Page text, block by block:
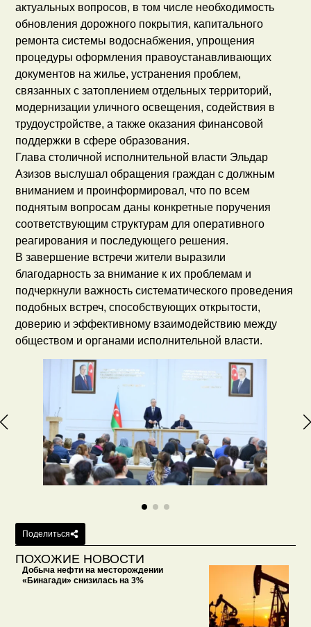
актуальных вопросов, в том числе необходимость
обновления дорожного покрытия, капитального
ремонта системы водоснабжения, упрощения
процедуры оформления правоустанавливающих
документов на жилье, устранения проблем,
связанных с затоплением отдельных территорий,
модернизации уличного освещения, содействия в
трудоустройстве, а также оказания финансовой
поддержки в сфере образования.
Глава столичной исполнительной власти Эльдар
Азизов выслушал обращения граждан с должным
вниманием и проинформировал, что по всем
поднятым вопросам даны конкретные поручения
соответствующим структурам для оперативного
реагирования и последующего решения.
В завершение встречи жители выразили
благодарность за внимание к их проблемам и
подчеркнули важность систематического проведения
подобных встреч, способствующих открытости,
доверию и эффективному взаимодействию между
обществом и органами исполнительной власти.
Поделиться
ПОХОЖИЕ НОВОСТИ
Добыча нефти на месторождении
«Бинагади» снизилась на 3%